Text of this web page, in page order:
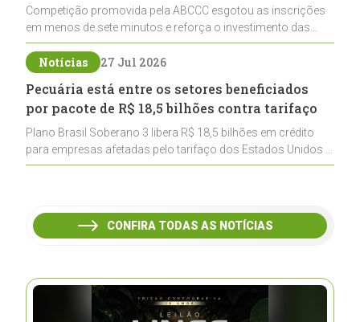
Competição promovida pela ABCCC esgotou as inscrições
em menos de sete minutos e reforça o investimento das
cabanhas na seleção genética de Cavalos Crioulos voltados
ao laço
Notícias 27 Jul 2026
Pecuária está entre os setores beneficiados
por pacote de R$ 18,5 bilhões contra tarifaço
Plano Brasil Soberano 3 libera R$ 18,5 bilhões em crédito
para empresas afetadas pelo tarifaço dos Estados Unidos e
inclui a pecuária entre os setores estratégicos
CONFIRA TODAS AS NOTÍCIAS